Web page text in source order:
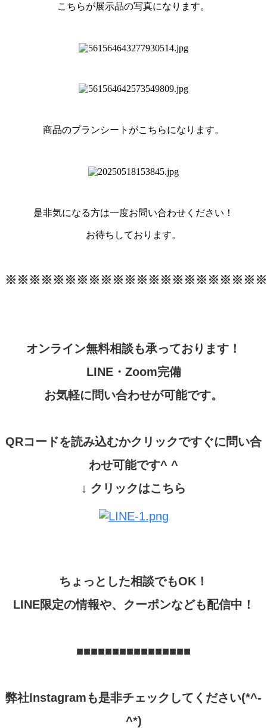
こちらが展示品の写真になります。
商品のプランシートがこちらになります。
是非気になる方は一度お問い合わせください！
お待ちしております。
オンライン無料相談も承っております！
LINE・ Zoom完備
お気軽に問い合わせが可能です。
QRコードを読み込むかクリックですぐに問い合
わせ可能です^ ^
↓ クリックはこちら
ちょっとした相談でもOK ！
LINE限定の情報や、クーポンなども配信中！
■■■■■■■■■■■■■■■■
弊社Instagramも是非チェックしてください(*^-
^*)